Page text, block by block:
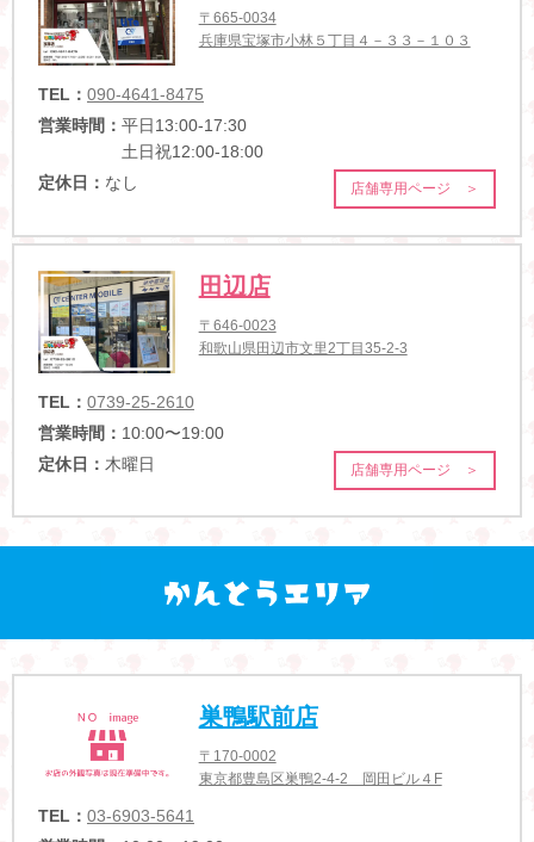
〒665-0034
兵庫県宝塚市小林５丁目４－３３－１０３
TEL： 090-4641-8475
営業時間： 平日13:00-17:30
土日祝12:00-18:00
定休日： なし 店舗専用ページ ＞
田辺店
〒646-0023
和歌山県田辺市文里2丁目35-2-3
TEL： 0739-25-2610
営業時間： 10:00〜19:00
定休日： 木曜日 店舗専用ページ ＞
巣鴨駅前店
〒170-0002
東京都豊島区巣鴨2-4-2 岡田ビル４F
TEL： 03-6903-5641